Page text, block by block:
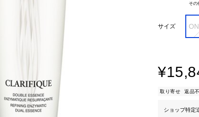
その
サイズ
取り寄せ 返品
ショップ特定